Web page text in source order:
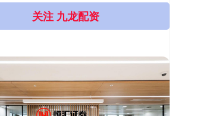
关注 九龙配资